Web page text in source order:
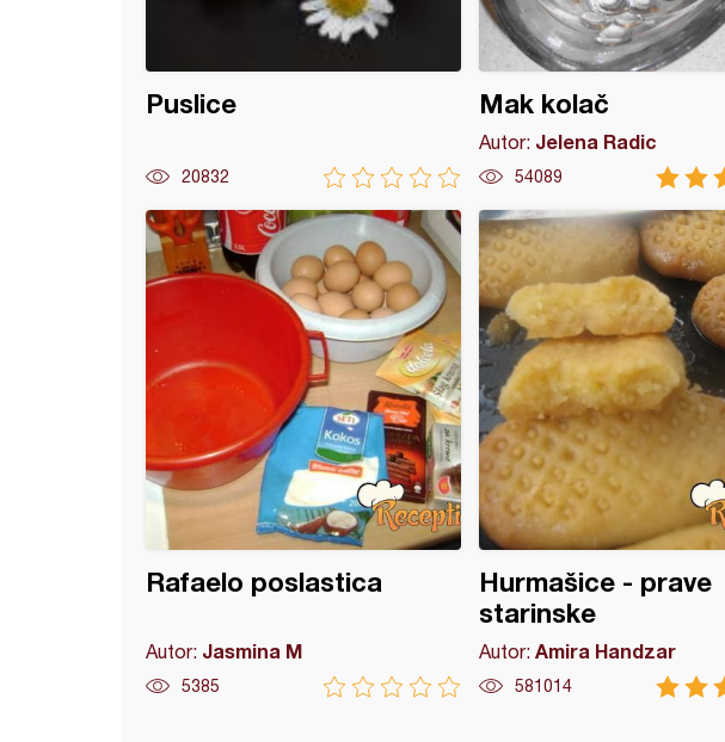
Puslice
20832
Mak kolač
Autor: Jelena Radic
54089
Rafaelo poslastica
Autor: Jasmina M
5385
Hurmašice - prave
starinske
Autor: Amira Handzar
581014
sa bademom